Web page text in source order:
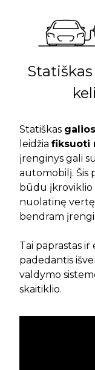
Statiškas
leidžia fiksuoti
įrenginys gali
automobilį. Šis
būdu įkroviklio
nuolatinę
bendram
Tai paprastas
padedantis
valdymo
skaitiklio.